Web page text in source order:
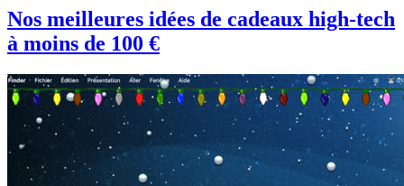
Nos meilleures idées de cadeaux high-tech
à moins de 100 €